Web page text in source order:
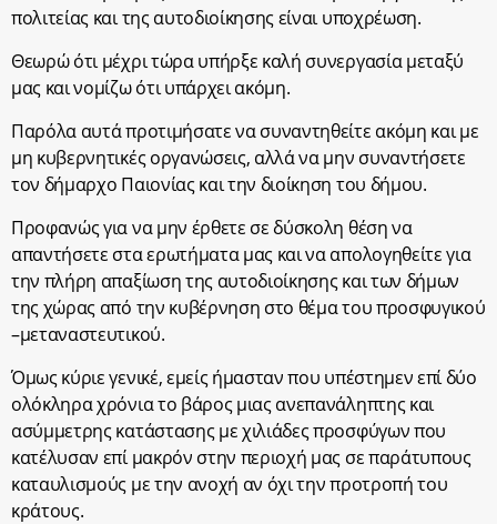
πολιτείας και της αυτοδιοίκησης είναι υποχρέωση.
Θεωρώ ότι μέχρι τώρα υπήρξε καλή συνεργασία μεταξύ
μας και νομίζω ότι υπάρχει ακόμη.
Παρόλα αυτά προτιμήσατε να συναντηθείτε ακόμη και με
μη κυβερνητικές οργανώσεις, αλλά να μην συναντήσετε
τον δήμαρχο Παιονίας και την διοίκηση του δήμου.
Προφανώς για να μην έρθετε σε δύσκολη θέση να
απαντήσετε στα ερωτήματα μας και να απολογηθείτε για
την πλήρη απαξίωση της αυτοδιοίκησης και των δήμων
της χώρας από την κυβέρνηση στο θέμα του προσφυγικού
–μεταναστευτικού.
Όμως κύριε γενικέ, εμείς ήμασταν που υπέστημεν επί δύο
ολόκληρα χρόνια το βάρος μιας ανεπανάληπτης και
ασύμμετρης κατάστασης με χιλιάδες προσφύγων που
κατέλυσαν επί μακρόν στην περιοχή μας σε παράτυπους
καταυλισμούς με την ανοχή αν όχι την προτροπή του
κράτους.